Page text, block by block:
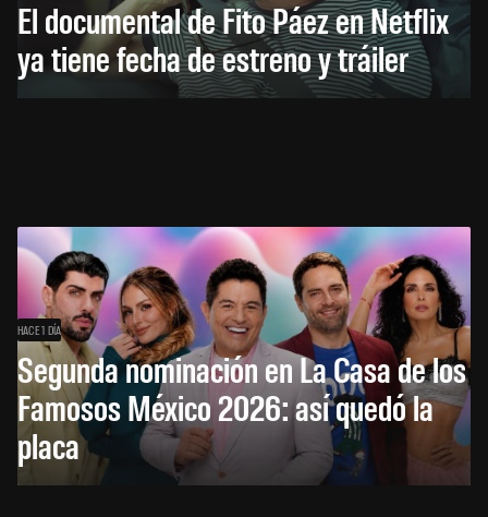
El documental de Fito Páez en Netflix
ya tiene fecha de estreno y tráiler
HACE 1 DÍA
Segunda nominación en La Casa de los
Famosos México 2026: así quedó la
placa